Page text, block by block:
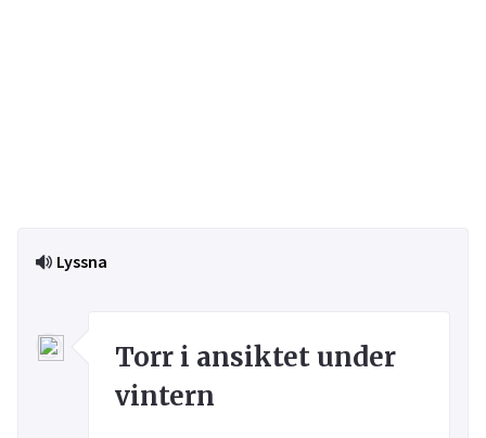
Lyssna
Torr i ansiktet under
vintern